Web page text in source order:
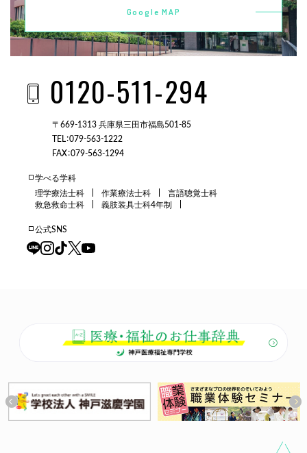
Google MAP
0120-511-294
〒669-1313 兵庫県三田市福島501-85
TEL：079-563-1222
FAX：079-563-1294
学べる学科
理学療法士科
作業療法士科
言語聴覚士科
救急救命士科
義肢装具士科4年制
公式SNS